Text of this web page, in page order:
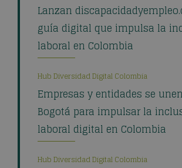
Lanzan
guía digital que impulsa la
laboral en Colombia
Hub Diversidad Digital Colombia
Empresas y entidades se
Bogotá para impulsar la
laboral digital en Colombia
Hub Diversidad Digital Colombia